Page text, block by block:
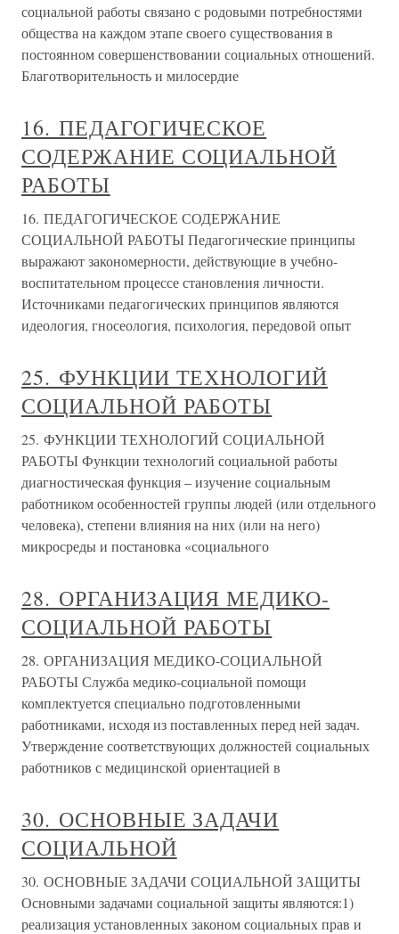
социальной работы связано с родовыми потребностями
общества на каждом этапе своего существования в
постоянном совершенствовании социальных отношений.
Благотворительность и милосердие
16. ПЕДАГОГИЧЕСКОЕ
СОДЕРЖАНИЕ СОЦИАЛЬНОЙ
РАБОТЫ
16. ПЕДАГОГИЧЕСКОЕ СОДЕРЖАНИЕ
СОЦИАЛЬНОЙ РАБОТЫ Педагогические принципы
выражают закономерности, действующие в учебно-
воспитательном процессе становления личности.
Источниками педагогических принципов являются
идеология, гносеология, психология, передовой опыт
25. ФУНКЦИИ ТЕХНОЛОГИЙ
СОЦИАЛЬНОЙ РАБОТЫ
25. ФУНКЦИИ ТЕХНОЛОГИЙ СОЦИАЛЬНОЙ
РАБОТЫ Функции технологий социальной работы
диагностическая функция – изучение социальным
работником особенностей группы людей (или отдельного
человека), степени влияния на них (или на него)
микросреды и постановка «социального
28. ОРГАНИЗАЦИЯ МЕДИКО-
СОЦИАЛЬНОЙ РАБОТЫ
28. ОРГАНИЗАЦИЯ МЕДИКО-СОЦИАЛЬНОЙ
РАБОТЫ Служба медико-социальной помощи
комплектуется специально подготовленными
работниками, исходя из поставленных перед ней задач.
Утверждение соответствующих должностей социальных
работников с медицинской ориентацией в
30. ОСНОВНЫЕ ЗАДАЧИ
СОЦИАЛЬНОЙ
30. ОСНОВНЫЕ ЗАДАЧИ СОЦИАЛЬНОЙ ЗАЩИТЫ
Основными задачами социальной защиты являются:1)
реализация установленных законом социальных прав и